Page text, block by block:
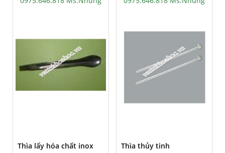
Thìa lấy hóa chất inox Thìa thủy tinh